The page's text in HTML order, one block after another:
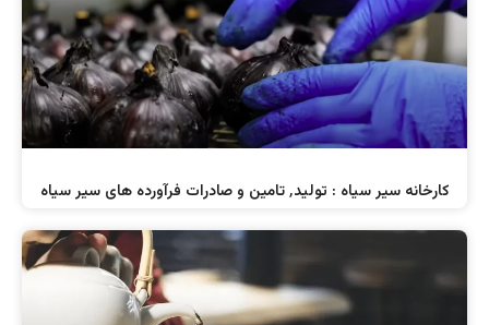
کارخانه سیر سیاه : تولید٬ تامین و صادرات فرآورده های سیر سیاه